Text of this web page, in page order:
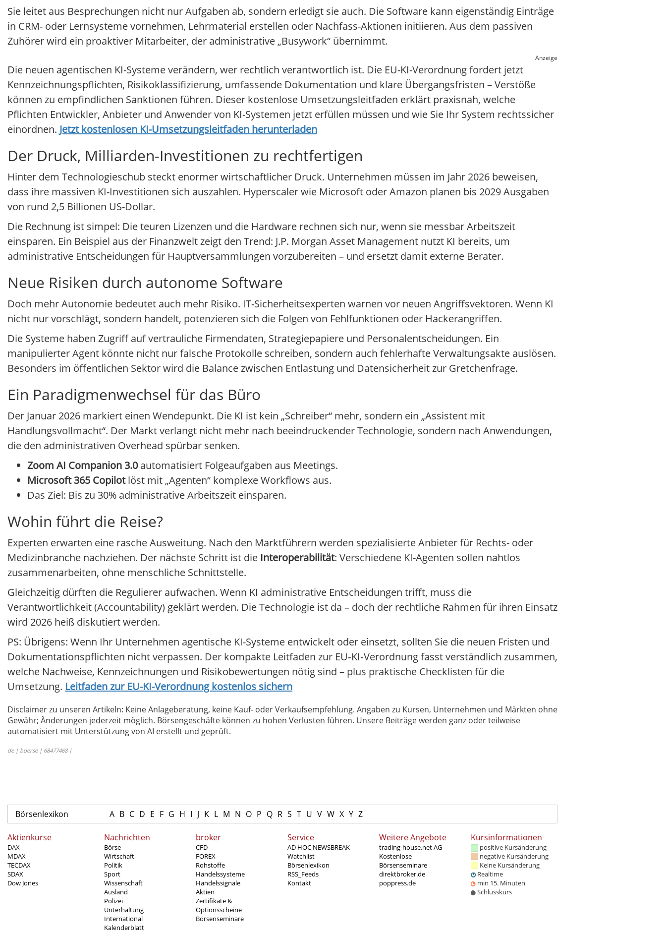
Sie leitet aus Besprechungen nicht nur Aufgaben ab, sondern erledigt sie auch. Die Software kann eigenständig Einträge
in CRM- oder Lernsysteme vornehmen, Lehrmaterial erstellen oder Nachfass-Aktionen initiieren. Aus dem passiven
Zuhörer wird ein proaktiver Mitarbeiter, der administrative „Busywork“ übernimmt.
Anzeige
Die neuen agentischen KI-Systeme verändern, wer rechtlich verantwortlich ist. Die EU-KI-Verordnung fordert jetzt
Kennzeichnungspflichten, Risikoklassifizierung, umfassende Dokumentation und klare Übergangsfristen – Verstöße
können zu empfindlichen Sanktionen führen. Dieser kostenlose Umsetzungsleitfaden erklärt praxisnah, welche
Pflichten Entwickler, Anbieter und Anwender von KI-Systemen jetzt erfüllen müssen und wie Sie Ihr System rechtssicher
einordnen. Jetzt kostenlosen KI-Umsetzungsleitfaden herunterladen
Der Druck, Milliarden-Investitionen zu rechtfertigen
Hinter dem Technologieschub steckt enormer wirtschaftlicher Druck. Unternehmen müssen im Jahr 2026 beweisen,
dass ihre massiven KI-Investitionen sich auszahlen. Hyperscaler wie Microsoft oder Amazon planen bis 2029 Ausgaben
von rund 2,5 Billionen US-Dollar.
Die Rechnung ist simpel: Die teuren Lizenzen und die Hardware rechnen sich nur, wenn sie messbar Arbeitszeit
einsparen. Ein Beispiel aus der Finanzwelt zeigt den Trend: J.P. Morgan Asset Management nutzt KI bereits, um
administrative Entscheidungen für Hauptversammlungen vorzubereiten – und ersetzt damit externe Berater.
Neue Risiken durch autonome Software
Doch mehr Autonomie bedeutet auch mehr Risiko. IT-Sicherheitsexperten warnen vor neuen Angriffsvektoren. Wenn KI
nicht nur vorschlägt, sondern handelt, potenzieren sich die Folgen von Fehlfunktionen oder Hackerangriffen.
Die Systeme haben Zugriff auf vertrauliche Firmendaten, Strategiepapiere und Personalentscheidungen. Ein
manipulierter Agent könnte nicht nur falsche Protokolle schreiben, sondern auch fehlerhafte Verwaltungsakte auslösen.
Besonders im öffentlichen Sektor wird die Balance zwischen Entlastung und Datensicherheit zur Gretchenfrage.
Ein Paradigmenwechsel für das Büro
Der Januar 2026 markiert einen Wendepunkt. Die KI ist kein „Schreiber“ mehr, sondern ein „Assistent mit
Handlungsvollmacht“. Der Markt verlangt nicht mehr nach beeindruckender Technologie, sondern nach Anwendungen,
die den administrativen Overhead spürbar senken.
Zoom AI Companion 3.0automatisiert Folgeaufgaben aus Meetings.
Microsoft 365 Copilotlöst mit „Agenten“ komplexe Workflows aus.
Das Ziel: Bis zu 30% administrative Arbeitszeit einsparen.
Wohin führt die Reise?
Experten erwarten eine rasche Ausweitung. Nach den Marktführern werden spezialisierte Anbieter für Rechts- oder
Medizinbranche nachziehen. Der nächste Schritt ist die Interoperabilität: Verschiedene KI-Agenten sollen nahtlos
zusammenarbeiten, ohne menschliche Schnittstelle.
Gleichzeitig dürften die Regulierer aufwachen. Wenn KI administrative Entscheidungen trifft, muss die
Verantwortlichkeit (Accountability) geklärt werden. Die Technologie ist da – doch der rechtliche Rahmen für ihren Einsatz
wird 2026 heiß diskutiert werden.
PS: Übrigens: Wenn Ihr Unternehmen agentische KI-Systeme entwickelt oder einsetzt, sollten Sie die neuen Fristen und
Dokumentationspflichten nicht verpassen. Der kompakte Leitfaden zur EU‑KI‑Verordnung fasst verständlich zusammen,
welche Nachweise, Kennzeichnungen und Risikobewertungen nötig sind – plus praktische Checklisten für die
Umsetzung. Leitfaden zur EU-KI-Verordnung kostenlos sichern
Disclaimer zu unseren Artikeln: Keine Anlageberatung, keine Kauf- oder Verkaufsempfehlung. Angaben zu Kursen, Unternehmen und Märkten ohne
Gewähr; Änderungen jederzeit möglich. Börsengeschäfte können zu hohen Verlusten führen. Unsere Beiträge werden ganz oder teilweise
automatisiert mit Unterstützung von AI erstellt und geprüft.
de | boerse | 68477468 |
Börsenlexikon A B C D E F G H I J K L M N O P Q R S T U V W X Y Z
Aktienkurse
DAX
MDAX
TECDAX
SDAX
Dow Jones
Nachrichten
Börse
Wirtschaft
Politik
Sport
Wissenschaft
Ausland
Polizei
Unterhaltung
International
Kalenderblatt
broker
CFD
FOREX
Rohstoffe
Handelssysteme
Handelssignale
Aktien
Zertifikate &
Optionsscheine
Börsenseminare
Service
AD HOC NEWSBREAK
Watchlist
Börsenlexikon
RSS_Feeds
Kontakt
Weitere Angebote
trading-house.net AG
Kostenlose
Börsenseminare
direktbroker.de
poppress.de
Kursinformationen
positive Kursänderung
negative Kursänderung
Keine Kursänderung
Realtime
min 15. Minuten
Schlusskurs